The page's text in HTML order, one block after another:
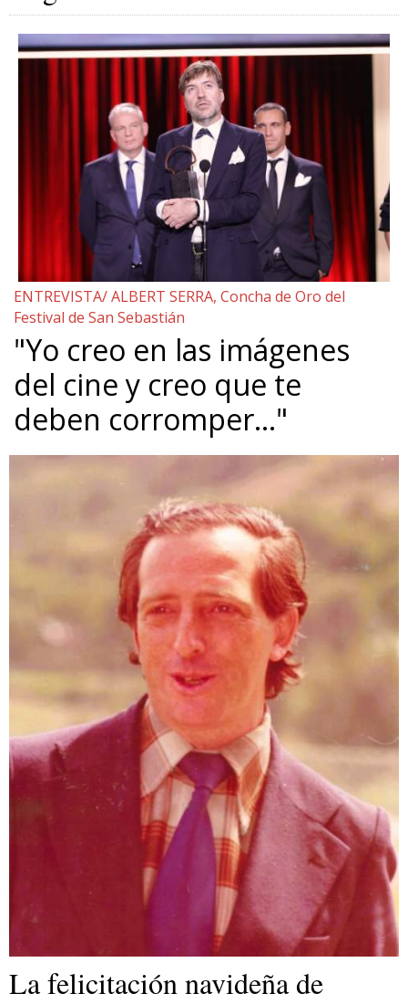
ENTREVISTA/ ALBERT SERRA, Concha de Oro del
Festival de San Sebastián
"Yo creo en las imágenes
del cine y creo que te
deben corromper…"
La felicitación navideña de